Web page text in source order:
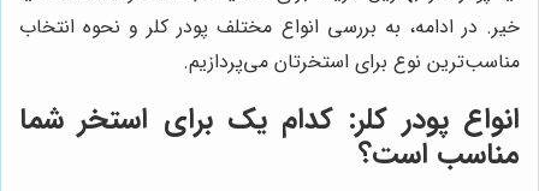
خیر. در ادامه، به بررسی انواع مختلف پودر کلر و نحوه انتخاب
مناسب‌ترین نوع برای استخرتان می‌پردازیم.
انواع پودر کلر: کدام یک برای استخر شما
مناسب است؟